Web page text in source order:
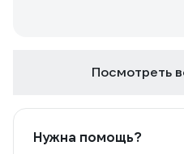
Посмотреть
Нужна помощь?